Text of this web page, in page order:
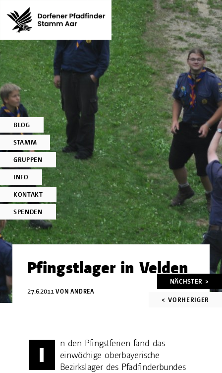
BLOG
STAMM
GRUPPEN
INFO
KONTAKT
SPENDEN
Artikelnavigation
NÄCHSTER >
< VORHERIGER
Pfingstlager in Velden
27.6.2011 VON ANDREA
I
n den Pfingstferien fand das
einwöchige oberbayerische
Bezirkslager des Pfadfinderbundes